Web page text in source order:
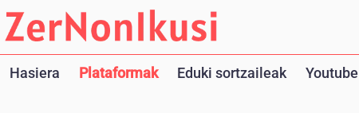
Hasiera Plataformak Eduki sortzaileak